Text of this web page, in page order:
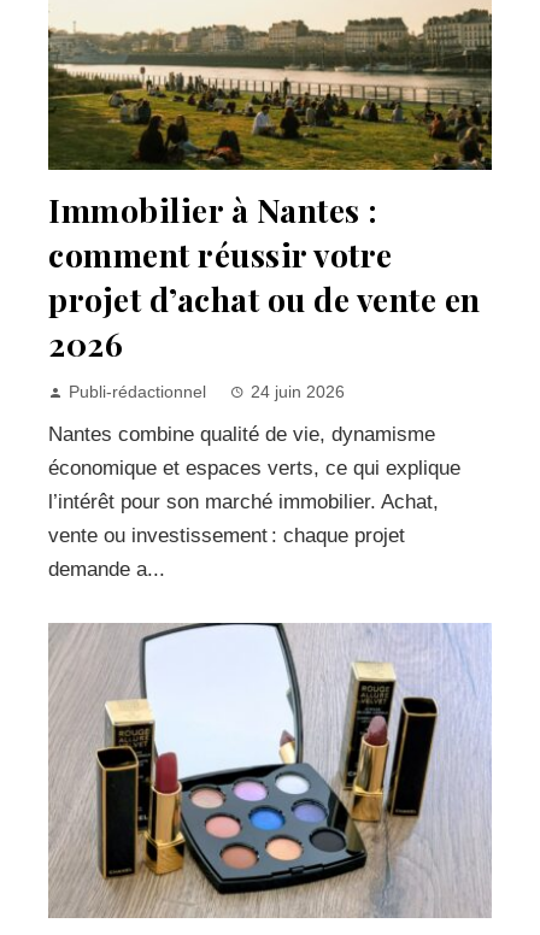
Immobilier à Nantes :
comment réussir votre
projet d’achat ou de vente en
2026
Publi-rédactionnel 24 juin 2026
Nantes combine qualité de vie, dynamisme
économique et espaces verts, ce qui explique
l’intérêt pour son marché immobilier. Achat,
vente ou investissement : chaque projet
demande a...